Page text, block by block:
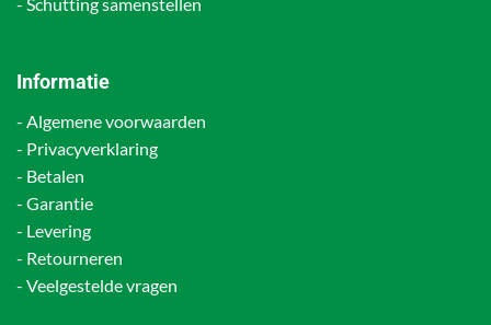
Informatie
- Algemene voorwaarden
- Privacyverklaring
- Betalen
- Garantie
- Levering
- Retourneren
- Veelgestelde vragen